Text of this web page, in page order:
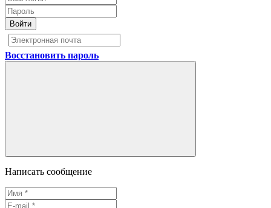
Войти
Восстановить пароль
Написать сообщение